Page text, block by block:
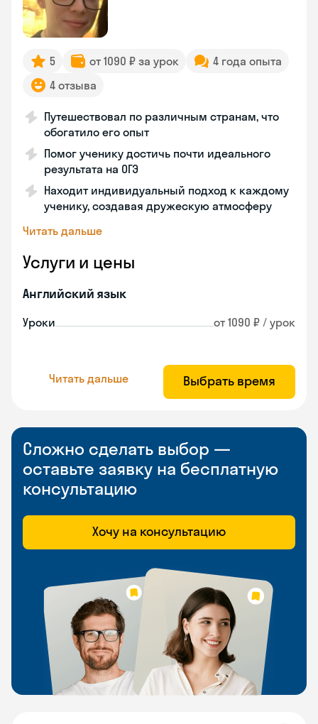
5 от 1090 ₽ за урок
4 года опыта
4 отзыва
Путешествовал по различным странам, что
обогатило его опыт
Помог ученику достичь почти идеального
результата на ОГЭ
Находит индивидуальный подход к каждому
ученику, создавая дружескую атмосферу
Читать дальше
Услуги и цены
Английский язык
Уроки от 1090 ₽ / урок
Читать дальше Выбрать время
Сложно сделать выбор —
оставьте заявку на бесплатную
консультацию
Хочу на консультацию